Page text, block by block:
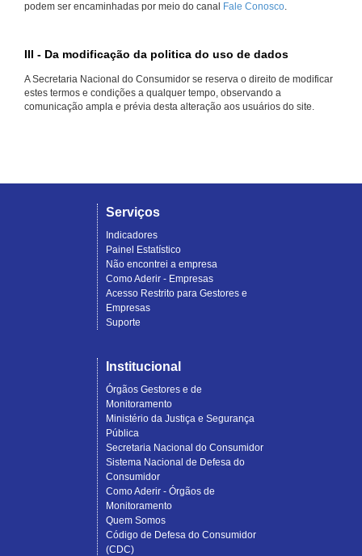
podem ser encaminhadas por meio do canal Fale Conosco.
III - Da modificação da politica do uso de dados
A Secretaria Nacional do Consumidor se reserva o direito de modificar
estes termos e condições a qualquer tempo, observando a
comunicação ampla e prévia desta alteração aos usuários do site.
Serviços
Indicadores
Painel Estatístico
Não encontrei a empresa
Como Aderir - Empresas
Acesso Restrito para Gestores e
Empresas
Suporte
Institucional
Órgãos Gestores e de
Monitoramento
Ministério da Justiça e Segurança
Pública
Secretaria Nacional do Consumidor
Sistema Nacional de Defesa do
Consumidor
Como Aderir - Órgãos de
Monitoramento
Quem Somos
Código de Defesa do Consumidor
(CDC)